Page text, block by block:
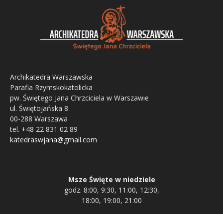
Archikatedra Warszawska
Parafia Rzymskokatolicka
pw. Świętego Jana Chrzciciela w Warszawie
ul. Świętojańska 8
00-288 Warszawa
tel. +48 22 831 02 89
katedraswjana@gmail.com
Msze Święte w niedziele
godz. 8:00, 9:30, 11:00, 12:30,
18:00, 19:00, 21:00